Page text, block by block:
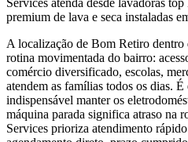
premium de lava e seca instaladas
A localização de Bom Retiro dentro
rotina movimentada do bairro:
comércio diversificado, escolas,
atendem as famílias todos os dias. É
indispensável manter os
máquina parada significa atraso na
Services prioriza atendimento